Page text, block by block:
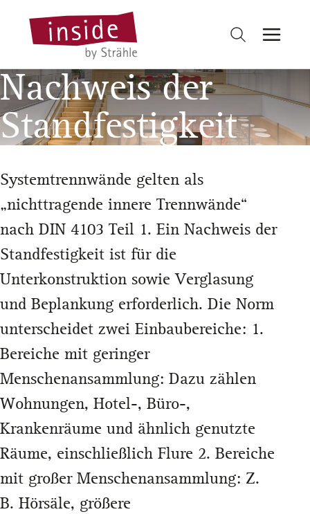
Nachweis der
Standfestigkeit
Systemtrennwände gelten als
„nichttragende innere Trennwände“
nach DIN 4103 Teil 1. Ein Nachweis der
Standfestigkeit ist für die
Unterkonstruktion sowie Verglasung
und Beplankung erforderlich. Die Norm
unterscheidet zwei Einbaubereiche: 1.
Bereiche mit geringer
Menschenansammlung: Dazu zählen
Wohnungen, Hotel-, Büro-,
Krankenräume und ähnlich genutzte
Räume, einschließlich Flure 2. Bereiche
mit großer Menschenansammlung: Z.
B. Hörsäle, größere